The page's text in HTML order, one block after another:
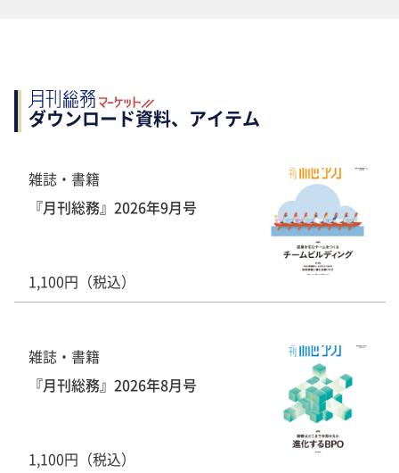
ダウンロード資料、アイテム
雑誌・書籍
『月刊総務』2026年9月号
1,100円（税込）
雑誌・書籍
『月刊総務』2026年8月号
1,100円（税込）